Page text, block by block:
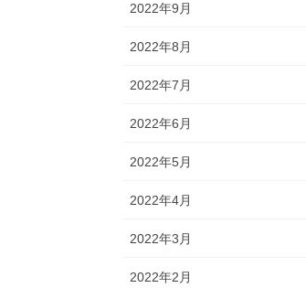
2022年9月
2022年8月
2022年7月
2022年6月
2022年5月
2022年4月
2022年3月
2022年2月